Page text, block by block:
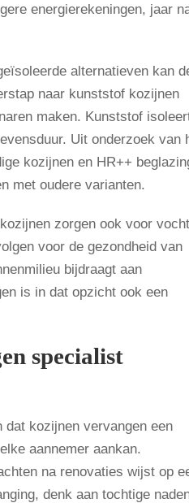
energierekeningen, jaar
alternatieven kan
naar kunststof kozijnen
maken. Kunststof
Uit onderzoek van
kozijnen en HR++
met oudere varianten.
zorgen ook voor
voor de gezondheid van
bijdraagt aan
is in dat opzicht ook een
specialist
dat kozijnen vervangen een
aannemer aankan.
na renovaties wijst op
denk aan tochtige